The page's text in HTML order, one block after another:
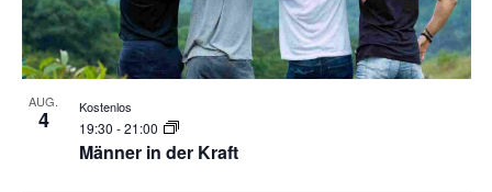
AUG.
4
Männer in der Kraft
19:30 -21:00
Kostenlos